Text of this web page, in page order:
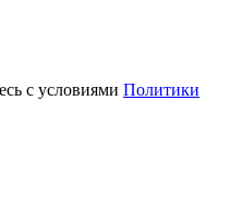
с условиями Политики